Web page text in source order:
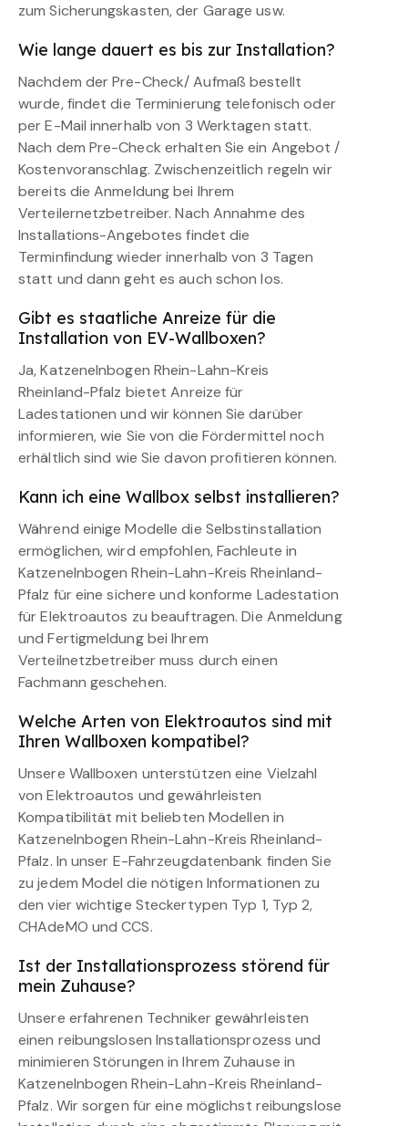
zum Sicherungskasten, der Garage usw.
Wie lange dauert es bis zur Installation?
Nachdem der Pre-Check/ Aufmaß bestellt
wurde, findet die Terminierung telefonisch oder
per E-Mail innerhalb von 3 Werktagen statt.
Nach dem Pre-Check erhalten Sie ein Angebot /
Kostenvoranschlag. Zwischenzeitlich regeln wir
bereits die Anmeldung bei Ihrem
Verteilernetzbetreiber. Nach Annahme des
Installations-Angebotes findet die
Terminfindung wieder innerhalb von 3 Tagen
statt und dann geht es auch schon los.
Gibt es staatliche Anreize für die
Installation von EV-Wallboxen?
Ja, Katzenelnbogen Rhein-Lahn-Kreis
Rheinland-Pfalz bietet Anreize für
Ladestationen und wir können Sie darüber
informieren, wie Sie von die Fördermittel noch
erhältlich sind wie Sie davon profitieren können.
Kann ich eine Wallbox selbst installieren?
Während einige Modelle die Selbstinstallation
ermöglichen, wird empfohlen, Fachleute in
Katzenelnbogen Rhein-Lahn-Kreis Rheinland-
Pfalz für eine sichere und konforme Ladestation
für Elektroautos zu beauftragen. Die Anmeldung
und Fertigmeldung bei Ihrem
Verteilnetzbetreiber muss durch einen
Fachmann geschehen.
Welche Arten von Elektroautos sind mit
Ihren Wallboxen kompatibel?
Unsere Wallboxen unterstützen eine Vielzahl
von Elektroautos und gewährleisten
Kompatibilität mit beliebten Modellen in
Katzenelnbogen Rhein-Lahn-Kreis Rheinland-
Pfalz. In unser E-Fahrzeugdatenbank finden Sie
zu jedem Model die nötigen Informationen zu
den vier wichtige Steckertypen Typ 1, Typ 2,
CHAdeMO und CCS.
Ist der Installationsprozess störend für
mein Zuhause?
Unsere erfahrenen Techniker gewährleisten
einen reibungslosen Installationsprozess und
minimieren Störungen in Ihrem Zuhause in
Katzenelnbogen Rhein-Lahn-Kreis Rheinland-
Pfalz. Wir sorgen für eine möglichst reibungslose